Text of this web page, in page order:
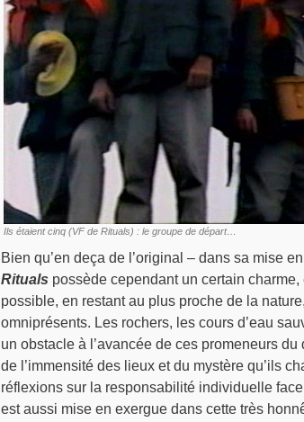
Ils étaient cinq (VF de Rituals) : le groupe de départ…
Bien qu’en deça de l’original – dans sa mise
Rituals possède cependant un certain
possible, en restant au plus proche de la
omniprésents. Les rochers, les cours d’eau
un obstacle à l’avancée de ces promeneurs
de l’immensité des lieux et du mystère qu’ils
réflexions sur la responsabilité individuelle
est aussi mise en exergue dans cette très